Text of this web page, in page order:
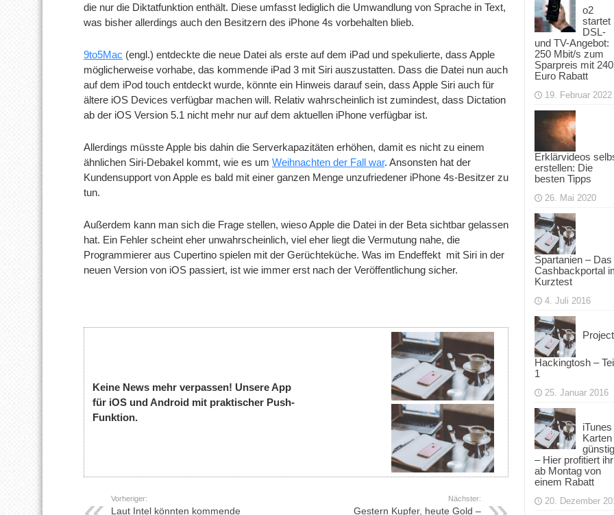
die nur die Diktatfunktion enthält. Diese umfasst lediglich die Umwandlung von Sprache in Text,
was bisher allerdings auch den Besitzern des iPhone 4s vorbehalten blieb.
9to5Mac (engl.) entdeckte die neue Datei als erste auf dem iPad und spekulierte, dass Apple
möglicherweise vorhabe, das kommende iPad 3 mit Siri auszustatten. Dass die Datei nun auch
auf dem iPod touch entdeckt wurde, könnte ein Hinweis darauf sein, dass Apple Siri auch für
ältere iOS Devices verfügbar machen will. Relativ wahrscheinlich ist zumindest, dass Dictation
ab der iOS Version 5.1 nicht mehr nur auf dem aktuellen iPhone verfügbar ist.
Allerdings müsste Apple bis dahin die Serverkapazitäten erhöhen, damit es nicht zu einem
ähnlichen Siri-Debakel kommt, wie es um Weihnachten der Fall war. Ansonsten hat der
Kundensupport von Apple es bald mit einer ganzen Menge unzufriedener iPhone 4s-Besitzer zu
tun.
Außerdem kann man sich die Frage stellen, wieso Apple die Datei in der Beta sichtbar gelassen
hat. Ein Fehler scheint eher unwahrscheinlich, viel eher liegt die Vermutung nahe, die
Programmierer aus Cupertino spielen mit der Gerüchteküche. Was im Endeffekt mit Siri in der
neuen Version von iOS passiert, ist wie immer erst nach der Veröffentlichung sicher.
Keine News mehr verpassen! Unsere App
für iOS und Android mit praktischer Push-
Funktion.
Vorheriger:
Laut Intel könnten kommende
Nächster:
Gestern Kupfer, heute Gold –
o2
startet
DSL-
und TV-Angebot:
250 Mbit/s zum
Sparpreis mit 240
Euro Rabatt
19. Februar 2022
Erklärvideos
erstellen: Die
besten Tipps
26. Mai 2020
Spartanien – Das
Cashbackportal
Kurztest
4. Juli 2016
Project
Hackingtosh –
1
25. Januar 2016
iTunes
Karten
– Hier profitiert ihr
ab Montag von
einem Rabatt
20. Dezember